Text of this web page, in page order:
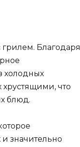
Благодаря
холодных
хрустящими, что
блюд.
и значительно